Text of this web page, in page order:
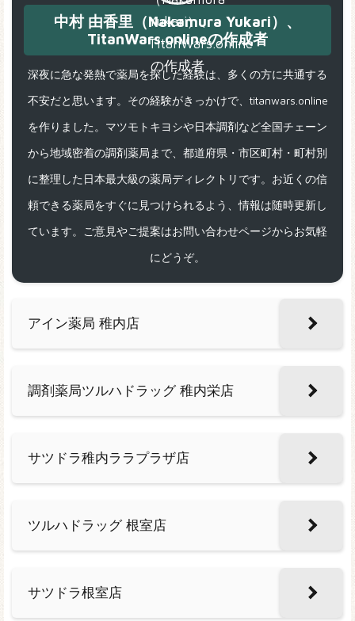
中村 由香里（Nakamura Yukari）、
TitanWars.onlineの作成者
深夜に急な発熱で薬局を探した経験は、多くの方に共通する
不安だと思います。その経験がきっかけで、titanwars.online
を作りました。マツモトキヨシや日本調剤など全国チェーン
から地域密着の調剤薬局まで、都道府県・市区町村・町村別
に整理した日本最大級の薬局ディレクトリです。お近くの信
頼できる薬局をすぐに見つけられるよう、情報は随時更新し
ています。ご意見やご提案はお問い合わせページからお気軽
にどうぞ。
アイン薬局 稚内店
調剤薬局ツルハドラッグ 稚内栄店
サツドラ稚内ララプラザ店
ツルハドラッグ 根室店
サツドラ根室店